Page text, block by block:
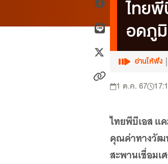
The Active
พื้นที่นำเสนอวาระของสังคม
Thai PBS Kids
เรื่องราวดี ๆ สำหรับครอบครัว
Thai PBS Podcast
View The World via The Voice
Thai PBS World
เพราะพลังการสื่อสารอยู่ในมือคุณ
ไทย
อดภู
อ่านให้ฟัง
1 ต.ค. 67
ไทยพีบีเอส แ
คุณค่าทางวัฒ
สะพานเชื่อมเ